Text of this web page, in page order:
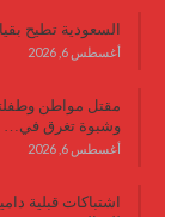
السعودية تطيح
أغسطس 6, 2026
مقتل مواطن
وشبوة تغرق في…
أغسطس 6, 2026
اشتباكات قبلية